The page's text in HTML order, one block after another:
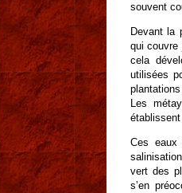
souvent
Devant la
qui couvre
cela
utilisées
Les
Ces eaux
vert des
s’en